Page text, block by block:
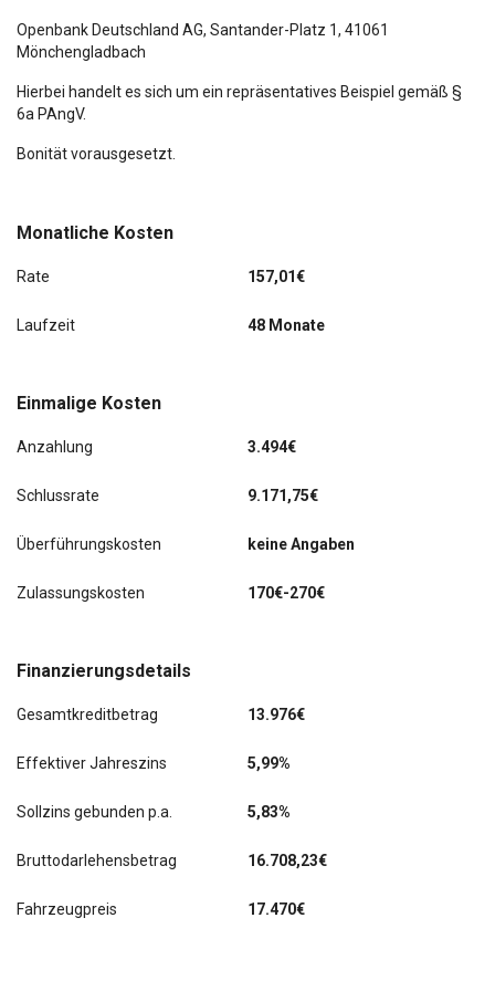
Monatliche Kosten
Rate 157,01€
Laufzeit 48 Monate
Einmalige Kosten
Anzahlung 3.494€
Schlussrate 9.171,75€
Überführungskosten keine Angaben
Zulassungskosten 170€-270€
Finanzierungsdetails
Gesamtkreditbetrag 13.976€
Effektiver Jahreszins 5,99%
Sollzins gebunden p.a. 5,83%
Bruttodarlehensbetrag 16.708,23€
Fahrzeugpreis 17.470€
Openbank Deutschland AG, Santander-Platz 1, 41061
Mönchengladbach
Hierbei handelt es sich um ein repräsentatives Beispiel gemäß §
6a PAngV.
Bonität vorausgesetzt.